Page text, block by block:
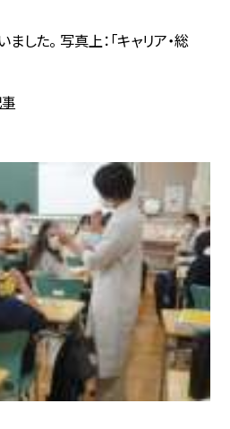
した。 写真上：「キャリア・総